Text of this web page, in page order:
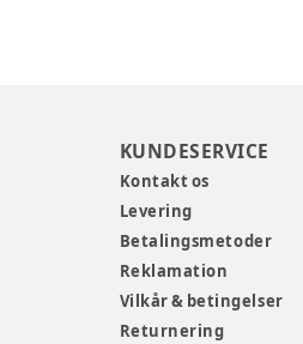
KUNDESERVICE
Kontakt os
Levering
Betalingsmetoder
Reklamation
Vilkår & betingelser
Returnering